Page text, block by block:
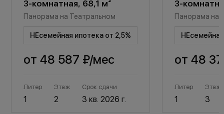
3-комнатная, 68,1 м²
Панорама на Театральном
НЕсемейная ипотека от 2,5%
от48 587 ₽/мес
Литер
1
Этаж
2
Срок сдачи
3 кв. 2026 г.
3-
Панорама на
от48
Литер
1
Этаж
3